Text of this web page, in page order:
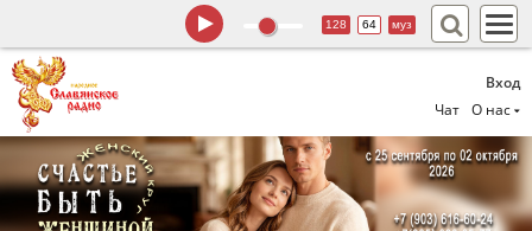
Вход
Чат
О нас
128 64 муз